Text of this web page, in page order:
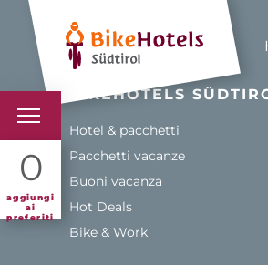
0
aggiungi
ai
preferiti
BIKEHOTELS
HOTELS &
TOUR &
BIKEHOTELS
Hotel & pacchetti
Pacchetti vacanze
Buoni vacanza
Hot Deals
Bike & Work